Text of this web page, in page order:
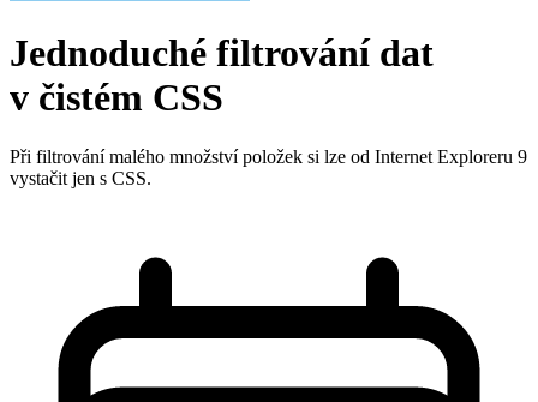
Jednoduché filtrování dat
v čistém CSS
Při filtrování malého množství položek si lze od Internet Exploreru 9
vystačit jen s CSS.